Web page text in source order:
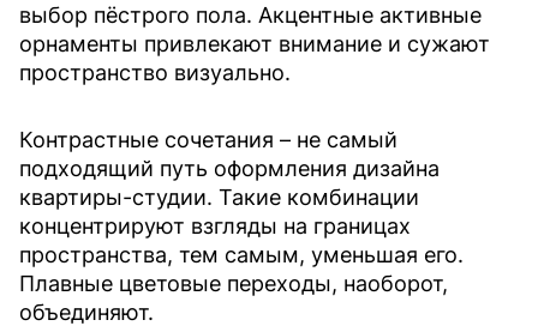
выбор пёстрого пола. Акцентные активные
орнаменты привлекают внимание и сужают
пространство визуально.
Контрастные сочетания – не самый
подходящий путь оформления дизайна
квартиры-студии. Такие комбинации
концентрируют взгляды на границах
пространства, тем самым, уменьшая его.
Плавные цветовые переходы, наоборот,
объединяют.